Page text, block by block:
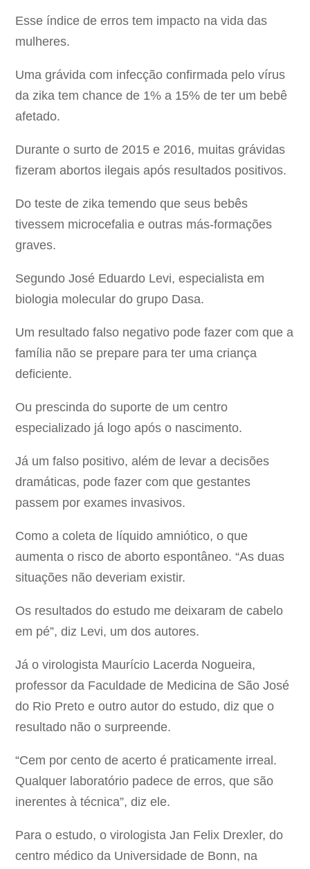
Esse índice de erros tem impacto na vida das
mulheres.
Uma grávida com infecção confirmada pelo vírus
da zika tem chance de 1% a 15% de ter um bebê
afetado.
Durante o surto de 2015 e 2016, muitas grávidas
fizeram abortos ilegais após resultados positivos.
Do teste de zika temendo que seus bebês
tivessem microcefalia e outras más-formações
graves.
Segundo José Eduardo Levi, especialista em
biologia molecular do grupo Dasa.
Um resultado falso negativo pode fazer com que a
família não se prepare para ter uma criança
deficiente.
Ou prescinda do suporte de um centro
especializado já logo após o nascimento.
Já um falso positivo, além de levar a decisões
dramáticas, pode fazer com que gestantes
passem por exames invasivos.
Como a coleta de líquido amniótico, o que
aumenta o risco de aborto espontâneo. “As duas
situações não deveriam existir.
Os resultados do estudo me deixaram de cabelo
em pé”, diz Levi, um dos autores.
Já o virologista Maurício Lacerda Nogueira,
professor da Faculdade de Medicina de São José
do Rio Preto e outro autor do estudo, diz que o
resultado não o surpreende.
“Cem por cento de acerto é praticamente irreal.
Qualquer laboratório padece de erros, que são
inerentes à técnica”, diz ele.
Para o estudo, o virologista Jan Felix Drexler, do
centro médico da Universidade de Bonn, na